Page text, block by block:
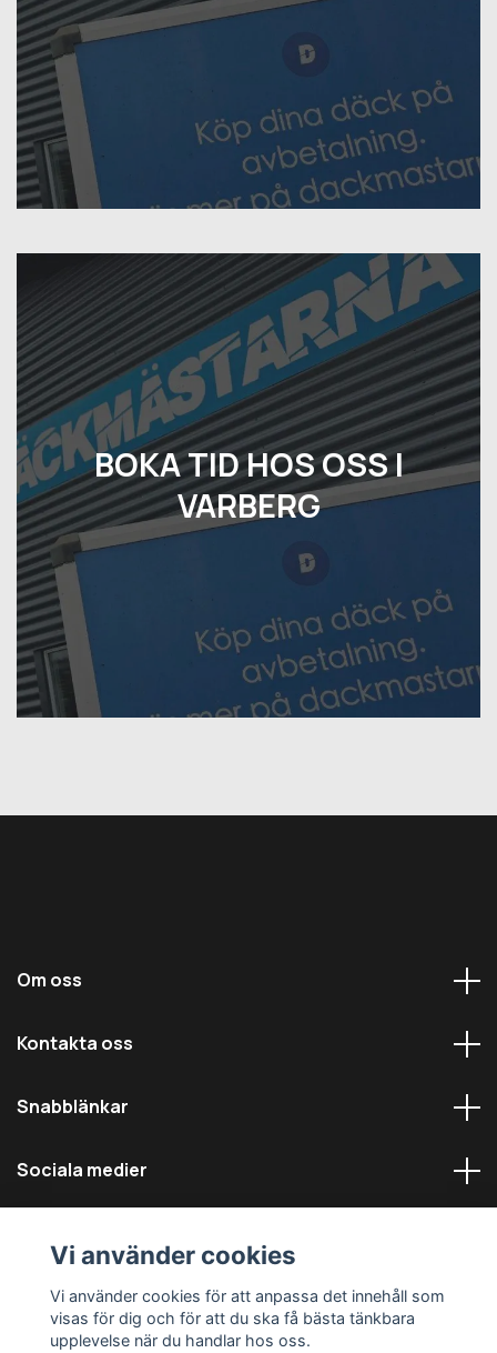
BOKA TID HOS OSS I
VARBERG
Om oss
Kontakta oss
Snabblänkar
Sociala medier
© 2026 Däckmästarna - Alla rättigheter reserverade
Vi använder cookies
Vi använder cookies för att anpassa det innehåll som
visas för dig och för att du ska få bästa tänkbara
upplevelse när du handlar hos oss.